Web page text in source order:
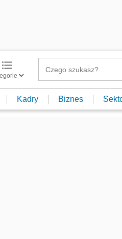
Kadry Biznes